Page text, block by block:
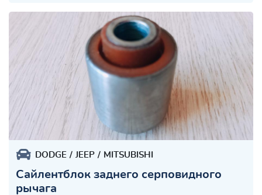
DODGE JEEP MITSUBISHI
Сайлентблок заднего серповидного
рычага